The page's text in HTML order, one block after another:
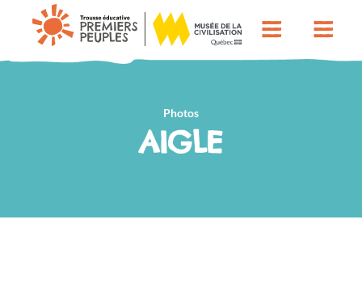
Photos
AIGLE